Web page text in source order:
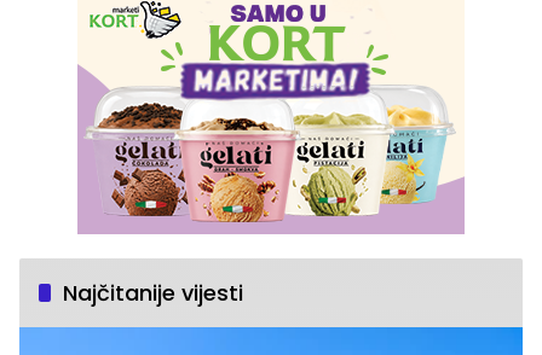
Najčitanije vijesti